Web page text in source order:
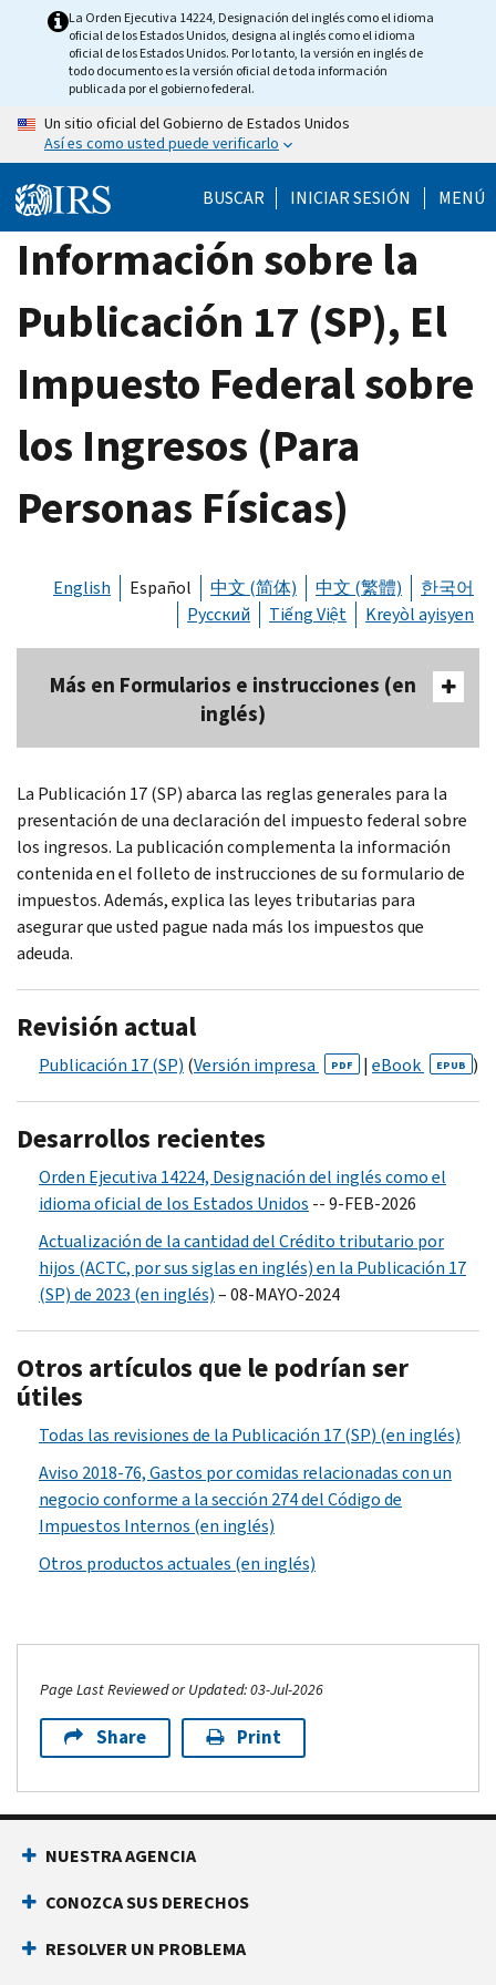
La Orden Ejecutiva 14224, Designación del inglés como el idioma
oficial de los Estados Unidos, designa al inglés como el idioma
oficial de los Estados Unidos. Por lo tanto, la versión en inglés de
todo documento es la versión oficial de toda información
publicada por el gobierno federal.
Un sitio oficial del Gobierno de Estados Unidos
Así es como usted puede verificarlo
BUSCAR INICIAR SESIÓN MENÚ
Información sobre la
Publicación 17 (SP), El
Impuesto Federal sobre
los Ingresos (Para
Personas Físicas)
English Español 中文 (简体) 中文 (繁體)
한국어
Русский
Tiếng Việt Kreyòl ayisyen
Más en Formularios e instrucciones (en
inglés)
La Publicación 17 (SP) abarca las reglas generales para la
presentación de una declaración del impuesto federal sobre
los ingresos. La publicación complementa la información
contenida en el folleto de instrucciones de su formulario de
impuestos. Además, explica las leyes tributarias para
asegurar que usted pague nada más los impuestos que
adeuda.
Revisión actual
Publicación 17 (SP) (Versión impresa PDF | eBook EPUB )
Desarrollos recientes
Orden Ejecutiva 14224, Designación del inglés como el
idioma oficial de los Estados Unidos -- 9-FEB-2026
Actualización de la cantidad del Crédito tributario por
hijos (ACTC, por sus siglas en inglés) en la Publicación 17
(SP) de 2023 (en inglés)– 08-MAYO-2024
Otros artículos que le podrían ser
útiles
Todas las revisiones de la Publicación 17 (SP) (en inglés)
Aviso 2018-76, Gastos por comidas relacionadas con un
negocio conforme a la sección 274 del Código de
Impuestos Internos (en inglés)
Otros productos actuales (en inglés)
Page Last Reviewed or Updated: 03-Jul-2026
Share Print
NUESTRA AGENCIA
CONOZCA SUS DERECHOS
RESOLVER UN PROBLEMA